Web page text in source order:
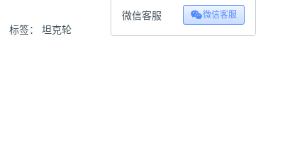
标签： 坦克轮
微信客服
微信客服